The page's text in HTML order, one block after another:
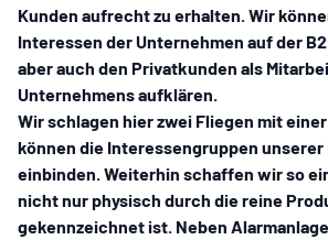
Kunden aufrecht zu erhalten. Wir
Interessen der Unternehmen auf der
aber auch den Privatkunden als
Unternehmens aufklären.
Wir schlagen hier zwei Fliegen mit
können die Interessengruppen
einbinden. Weiterhin schaffen wir so
nicht nur physisch durch die reine
gekennzeichnet ist. Neben